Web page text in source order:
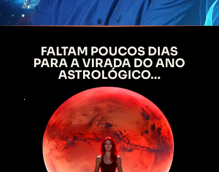
FALTAM POUCOS DIAS
PARA A VIRADA DO ANO
ASTROLÓGICO...